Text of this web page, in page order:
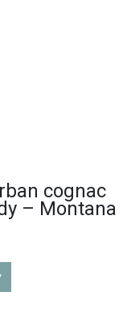
cognac
– Montana